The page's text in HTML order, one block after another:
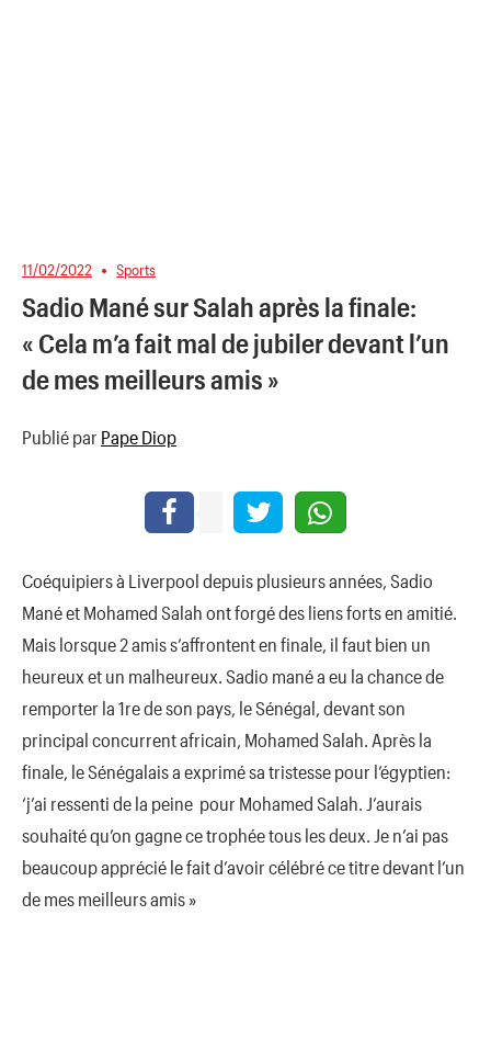
11/02/2022 Sports
Sadio Mané sur Salah après la finale:
« Cela m’a fait mal de jubiler devant l’un
de mes meilleurs amis »
Publié par Pape Diop
Coéquipiers à Liverpool depuis plusieurs années, Sadio
Mané et Mohamed Salah ont forgé des liens forts en amitié.
Mais lorsque 2 amis s’affrontent en finale, il faut bien un
heureux et un malheureux. Sadio mané a eu la chance de
remporter la 1re de son pays, le Sénégal, devant son
principal concurrent africain, Mohamed Salah. Après la
finale, le Sénégalais a exprimé sa tristesse pour l’égyptien:
‘j’ai ressenti de la peine pour Mohamed Salah. J’aurais
souhaité qu’on gagne ce trophée tous les deux. Je n’ai pas
beaucoup apprécié le fait d’avoir célébré ce titre devant l’un
de mes meilleurs amis »